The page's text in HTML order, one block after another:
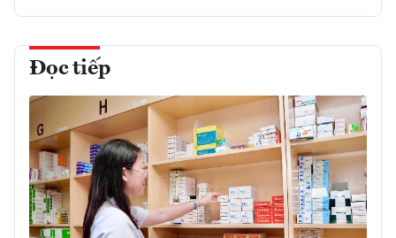
Đọc tiếp